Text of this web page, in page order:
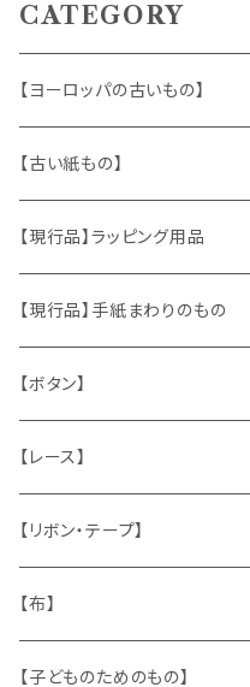
CATEGORY
【ヨーロッパの古いもの】
ヴィンテージアクセサリー
おもちゃ、ぬいぐるみ
くま、テディベア
うさぎ
ヴィンテージファブリック
ハンドメイド製品
お部屋に飾るもの
メタル製品
缶、箱
陶磁器
文房具
【古い紙もの】
切手、FDC
ポストカード、カレンダー
マッチラベル、食品ラベル
蔵書票、荷札、ビュバー、伝票
シール、ステッカー、クロモス
袋、箱、ナプキン、コースター
パズル、ゲーム
【現行品】ラッピング用品
伝票、タグ、シール
袋、ラッピングペーパー
ひも、テープ
【現行品】手紙まわりのもの
封筒、ポストカード
切手
スタンプ
文房具
【ボタン】
木
貝
メタル
ガラス
【レース】
【リボン・テープ】
チロルテープ・イニシャルテープ
トリム
【布】
キッチンクロス、ナプキン
【子どものためのもの】